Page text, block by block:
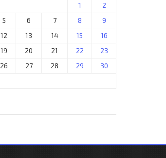
1
2
5 6 7 8
9
12 13 14 15
16
19 20 21 22
23
26 27 28 29
30